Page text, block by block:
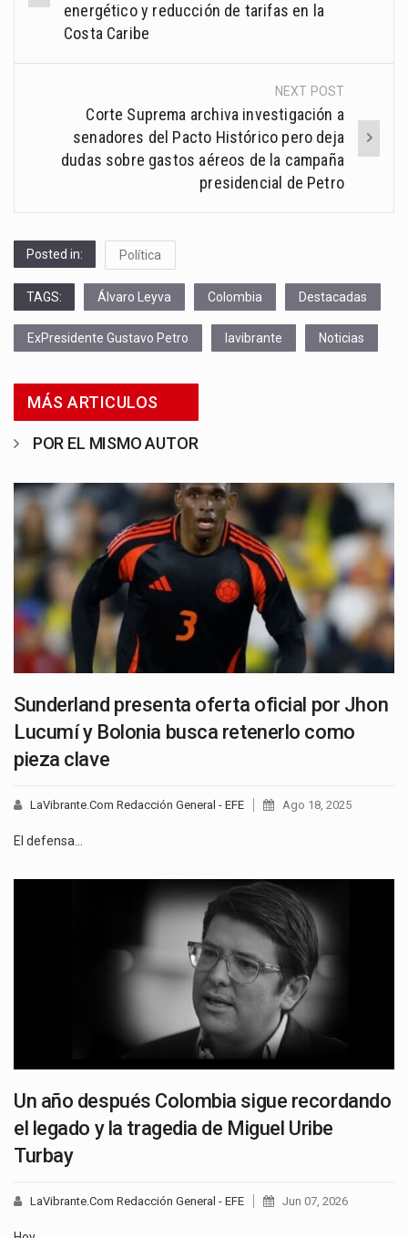
energético y reducción de tarifas en la
Costa Caribe
NEXT POST
Corte Suprema archiva investigación a
senadores del Pacto Histórico pero deja
dudas sobre gastos aéreos de la campaña
presidencial de Petro
Posted in: Política
TAGS: Álvaro Leyva Colombia Destacadas
ExPresidente Gustavo Petro lavibrante Noticias
MÁS ARTICULOS
POR EL MISMO AUTOR
Sunderland presenta oferta oficial por Jhon
Lucumí y Bolonia busca retenerlo como
pieza clave
LaVibrante.Com Redacción General - EFE Ago 18, 2025
El defensa…
Un año después Colombia sigue recordando
el legado y la tragedia de Miguel Uribe
Turbay
LaVibrante.Com Redacción General - EFE Jun 07, 2026